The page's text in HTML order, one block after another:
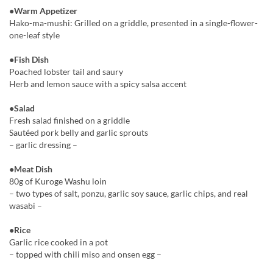
●Warm Appetizer
Hako-ma-mushi: Grilled on a griddle, presented in a single-flower-
one-leaf style
●Fish Dish
Poached lobster tail and saury
Herb and lemon sauce with a spicy salsa accent
●Salad
Fresh salad finished on a griddle
Sautéed pork belly and garlic sprouts
– garlic dressing –
●Meat Dish
80g of Kuroge Washu loin
– two types of salt, ponzu, garlic soy sauce, garlic chips, and real
wasabi –
●Rice
Garlic rice cooked in a pot
– topped with chili miso and onsen egg –